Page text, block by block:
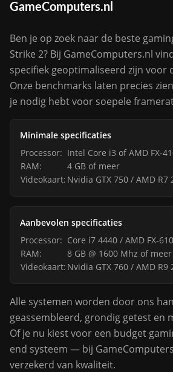
GameComputers.nl
Ben je op zoek naar de beste
Strike 2? Bij GameComputers.nl
specifiek geoptimaliseerd zijn voor
Onze benchmarks laten precies
je nodig hebt voor soepele
Minimale specificaties
Processor: Intel Core i3 of AMD FX-
RAM:
4 GB of meer
Videokaart: Nvidia GTX 750 / AMD R7
Aanbevolen specificaties
Processor: Core i7 4440 / AMD FX-
RAM:
8 GB @ 1600 Mhz of meer
Videokaart: Nvidia GTX 760 / AMD R9
Alle systemen worden door ons
geassembleerd, grondig getest en
Of je nu kiest voor een budget
end systeem — bij
verzekerd van kwaliteit.